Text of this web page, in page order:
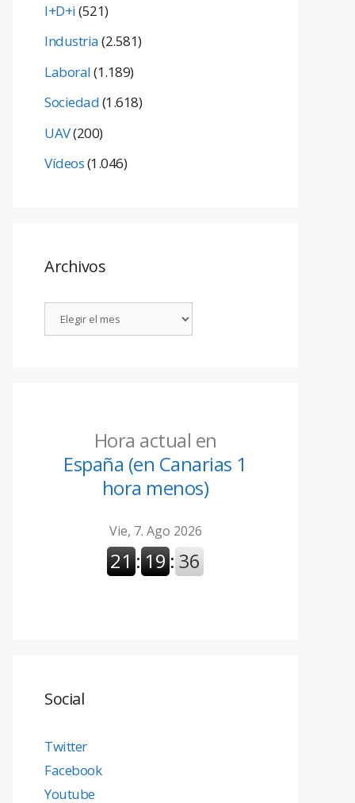
I+D+i(521)
Industria(2.581)
Laboral(1.189)
Sociedad(1.618)
UAV(200)
Vídeos(1.046)
Archivos
Hora actual en
España (en Canarias 1
hora menos)
Social
Twitter
Facebook
Youtube